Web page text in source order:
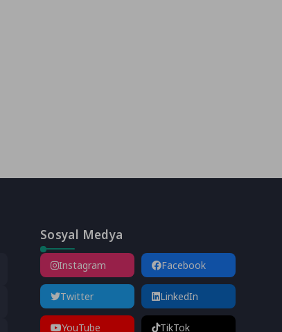
Sosyal Medya
Instagram Facebook
Twitter LinkedIn
YouTube TikTok